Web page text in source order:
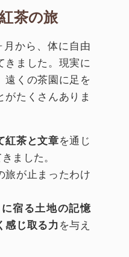
茶の旅
から、体に自由
きました。現実に
遠くの茶園に足を
たくさんありま
紅茶と文章を通じ
ました。
旅が止まったわけ
宿る土地の記憶
感じ取る力 を与え